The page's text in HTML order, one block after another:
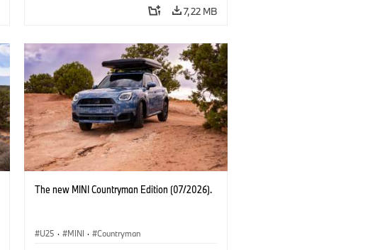
7,22 MB
The new MINI Countryman Edition (07/2026).
U25 · MINI · Countryman